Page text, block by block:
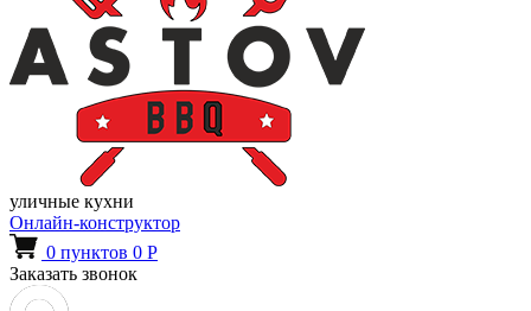
уличные кухни
Онлайн-конструктор
0 пунктов 0 Р
Заказать звонок